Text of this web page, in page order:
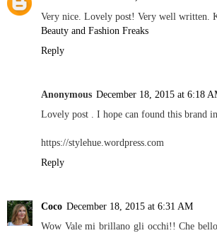
Very nice. Lovely post! Very well written.
Beauty and Fashion Freaks
Reply
Anonymous December 18, 2015 at 6:18
Lovely post . I hope can found this brand in
https://stylehue.wordpress.com
Reply
Coco December 18, 2015 at 6:31 AM
Wow Vale mi brillano gli occhi!! Che